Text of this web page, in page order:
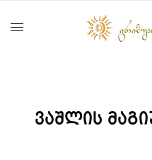
ვაშლის